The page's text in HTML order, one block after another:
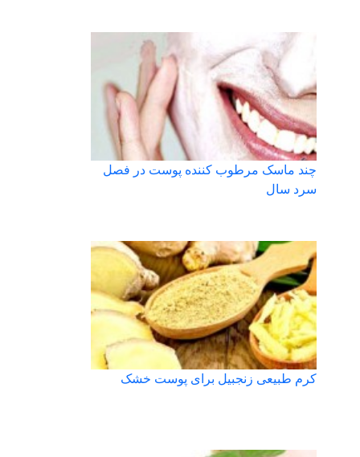
چند ماسک مرطوب کننده پوست در فصل
سرد سال
کرم طبیعی زنجبیل برای پوست خشک